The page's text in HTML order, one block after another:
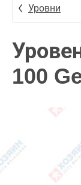
Уровни
100